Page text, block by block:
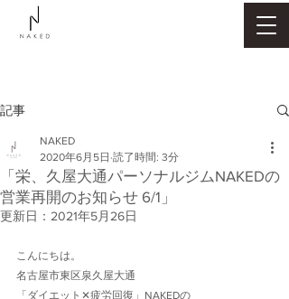
記事
「栄、久屋大通パーソナルジムNAKEDの
営業再開のお知らせ 6/1」
NAKED
2020年6月5日 読了時間: 3分
更新日： 2021年5月26日
こんにちは。
名古屋市東区泉久屋大通
「ダイエット✕疲労回復」NAKEDの